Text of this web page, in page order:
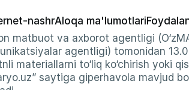
nashrAloqa ma'lumotlari
matbuot va axborot agentligi
agentligi) tomonidan
materiallarni to‘liq ko‘chirish yoki
saytiga giperhavola mavjud